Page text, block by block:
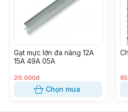
Gạt mực lớn đa năng 12A
15A 49A 05A
20.000đ
Chọn mua